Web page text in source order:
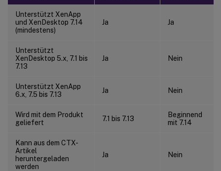
Unterstützt XenApp
und XenDesktop 7.14
(mindestens)
Ja Ja
Unterstützt
XenDesktop 5.x, 7.1 bis
7.13
Ja Nein
Unterstützt XenApp
6.x, 7.5 bis 7.13
Ja Nein
Wird mit dem Produkt
geliefert
7.1 bis 7.13
Beginnend
mit 7.14
Kann aus dem CTX-
Artikel
heruntergeladen
werden
Ja Nein